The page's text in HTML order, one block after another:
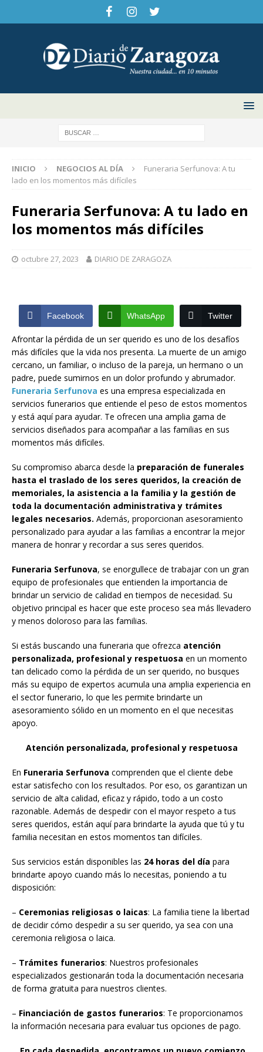
INICIO NEGOCIOS AL DÍA
Funeraria Serfunova: A tu
lado en los momentos más difíciles
Funeraria Serfunova: A tu lado en
los momentos más difíciles
octubre 27, 2023 DIARIO DE ZARAGOZA
Facebook WhatsApp Twitter
Afrontar la pérdida de un ser querido es uno de los desafíos
más difíciles que la vida nos presenta. La muerte de un amigo
cercano, un familiar, o incluso de la pareja, un hermano o un
padre, puede sumirnos en un dolor profundo y abrumador.
Funeraria Serfunova es una empresa especializada en
servicios funerarios que entiende el peso de estos momentos
y está aquí para ayudar. Te ofrecen una amplia gama de
servicios diseñados para acompañar a las familias en sus
momentos más difíciles.
Su compromiso abarca desde la preparación de funerales
hasta el traslado de los seres queridos, la creación de
memoriales, la asistencia a la familia y la gestión de
toda la documentación administrativa y trámites
legales necesarios. Además, proporcionan asesoramiento
personalizado para ayudar a las familias a encontrar la mejor
manera de honrar y recordar a sus seres queridos.
Funeraria Serfunova, se enorgullece de trabajar con un gran
equipo de profesionales que entienden la importancia de
brindar un servicio de calidad en tiempos de necesidad. Su
objetivo principal es hacer que este proceso sea más llevadero
y menos doloroso para las familias.
Si estás buscando una funeraria que ofrezca atención
personalizada, profesional y respetuosa en un momento
tan delicado como la pérdida de un ser querido, no busques
más su equipo de expertos acumula una amplia experiencia en
el sector funerario, lo que les permite brindarte un
asesoramiento sólido en un momento en el que necesitas
apoyo.
Atención personalizada, profesional y respetuosa
En Funeraria Serfunova comprenden que el cliente debe
estar satisfecho con los resultados. Por eso, os garantizan un
servicio de alta calidad, eficaz y rápido, todo a un costo
razonable. Además de despedir con el mayor respeto a tus
seres queridos, están aquí para brindarte la ayuda que tú y tu
familia necesitan en estos momentos tan difíciles.
Sus servicios están disponibles las 24 horas del día para
brindarte apoyo cuando más lo necesitas, poniendo a tu
disposición:
– Ceremonias religiosas o laicas: La familia tiene la libertad
de decidir cómo despedir a su ser querido, ya sea con una
ceremonia religiosa o laica.
– Trámites funerarios: Nuestros profesionales
especializados gestionarán toda la documentación necesaria
de forma gratuita para nuestros clientes.
– Financiación de gastos funerarios: Te proporcionamos
la información necesaria para evaluar tus opciones de pago.